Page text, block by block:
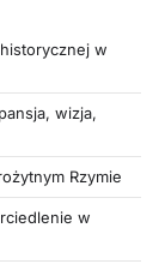
aby
staje
w
wizja,
Rzymie
w